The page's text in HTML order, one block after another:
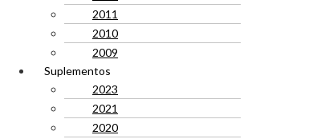
2011
2010
2009
Suplementos
2023
2021
2020